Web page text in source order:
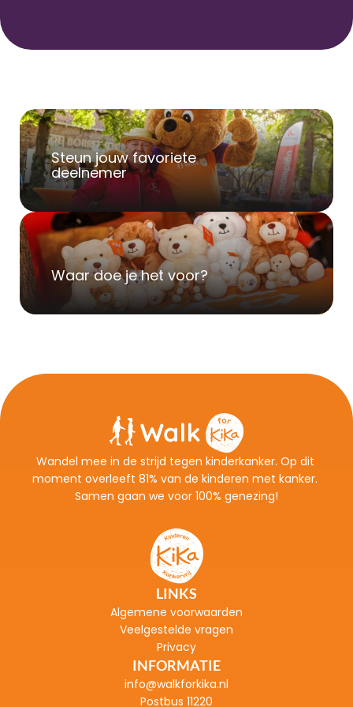
Steun jouw favoriete
deelnemer
Waar doe je het voor?
Wandel mee in de strijd tegen kinderkanker. Op dit
moment overleeft 81% van de kinderen met kanker.
Samen gaan we voor 100% genezing!
LINKS
Algemene voorwaarden
Veelgestelde vragen
Privacy
INFORMATIE
info@walkforkika.nl
Postbus 11220